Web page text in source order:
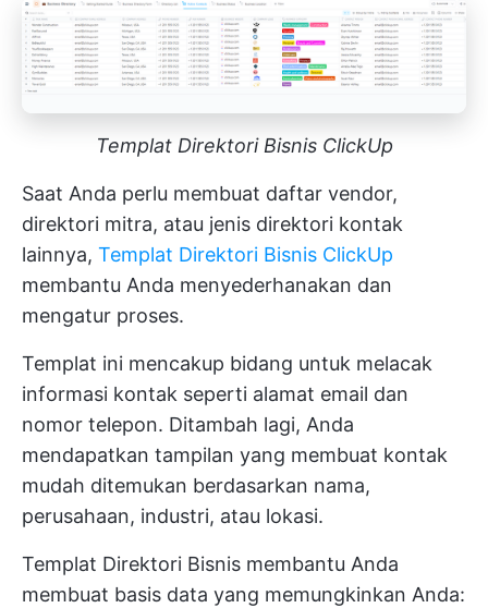
Templat Direktori Bisnis ClickUp
Saat Anda perlu membuat daftar vendor,
direktori mitra, atau jenis direktori kontak
lainnya, Templat Direktori Bisnis ClickUp
membantu Anda menyederhanakan dan
mengatur proses.
Templat ini mencakup bidang untuk melacak
informasi kontak seperti alamat email dan
nomor telepon. Ditambah lagi, Anda
mendapatkan tampilan yang membuat kontak
mudah ditemukan berdasarkan nama,
perusahaan, industri, atau lokasi.
Templat Direktori Bisnis membantu Anda
membuat basis data yang memungkinkan Anda: